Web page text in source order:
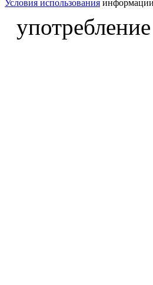
Условия использования